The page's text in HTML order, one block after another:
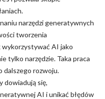
narzędzi generatywnych
tworzenia
wykorzystywać AI jako
tylko narzędzie. Taka praca
dalszego rozwoju.
dowiadują się,
AI i unikać błędów